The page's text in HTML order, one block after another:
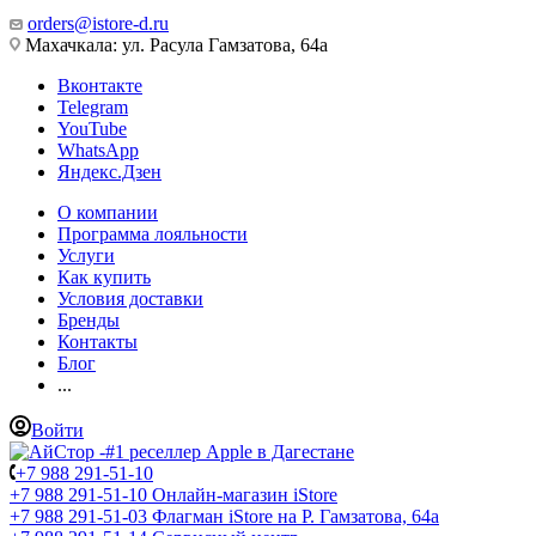
orders@istore-d.ru
Махачкала: ул. Расула Гамзатова, 64а
Вконтакте
Telegram
YouTube
WhatsApp
Яндекс.Дзен
О компании
Программа лояльности
Услуги
Как купить
Условия доставки
Бренды
Контакты
Блог
...
Войти
+7 988 291-51-10
+7 988 291-51-10 Онлайн-магазин iStore
+7 988 291-51-03 Флагман iStore на Р. Гамзатова, 64а